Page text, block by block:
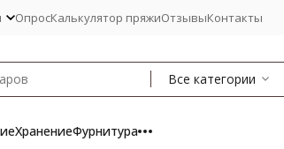
ОпросКалькулятор пряжиОтзывыКонтакты
Все категории
ХранениеФурнитура